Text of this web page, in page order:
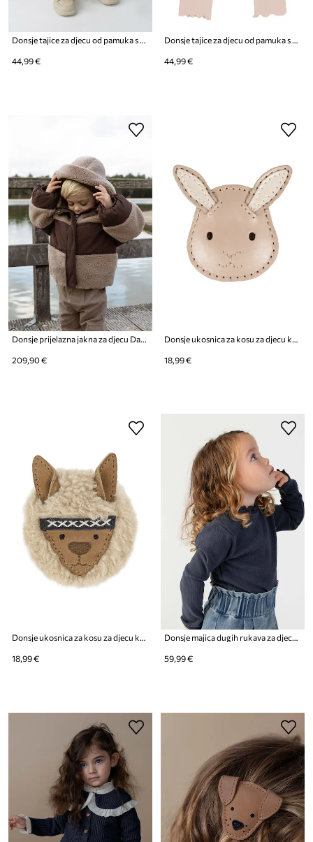
Donsje tajice za djecu od pamuka s elastanom Affy Leggings
44,99 €
Donsje tajice za djecu od pamuka s elastanom Joline Leggings
44,99 €
209,90 € 18,99 €
Donsje ukosnica za kosu za djecu kožna Josy Exclusive Hairclip Alpaca
18,99 €
Donsje majica dugih rukava za djecu od pamuka s elastanom Wonsy Shirt
59,99 €